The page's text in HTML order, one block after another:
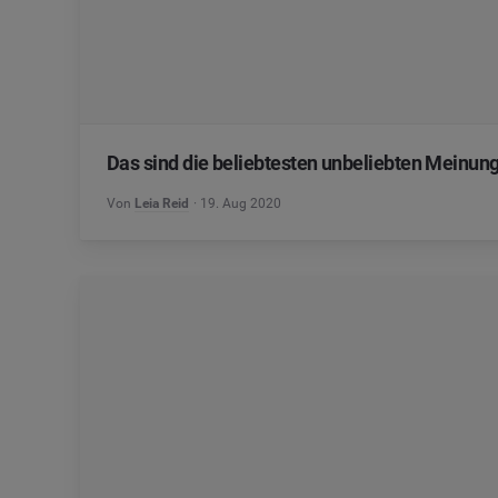
Das sind die beliebtesten unbeliebten
Von Leia Reid 19. Aug 2020